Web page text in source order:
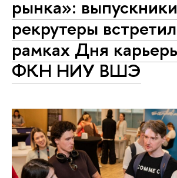
рынка»:
рекрутеры
рамках Дня
ФКН НИУ ВШЭ